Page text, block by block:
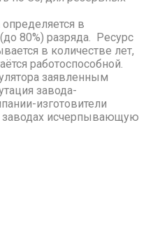
в
80%) разряда. Ресурс
в количестве лет,
работоспособной.
заявленным
завода-
изготовители
заводах исчерпывающую